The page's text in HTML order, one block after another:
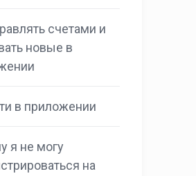
счетами и
новые в
в приложении
я не могу
на